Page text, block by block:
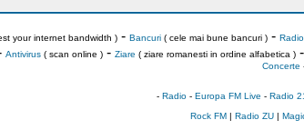
your internet bandwidth )- Bancuri( cele mai bune bancuri )-
Antivirus( scan online )- Ziare ( ziare romanesti in ordine alfabetica )-
Concerte
- Radio- Europa FM Live - Radio
Rock FM| Radio ZU|